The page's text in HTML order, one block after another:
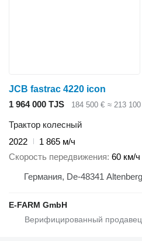
JCB fastrac 4220 icon
1 964 000 TJS
184 500 € ≈ 213
Трактор колесный
2022
1 865 м/ч
Скорость передвижения 60 км/ч
Германия, De-48341
E-FARM GmbH